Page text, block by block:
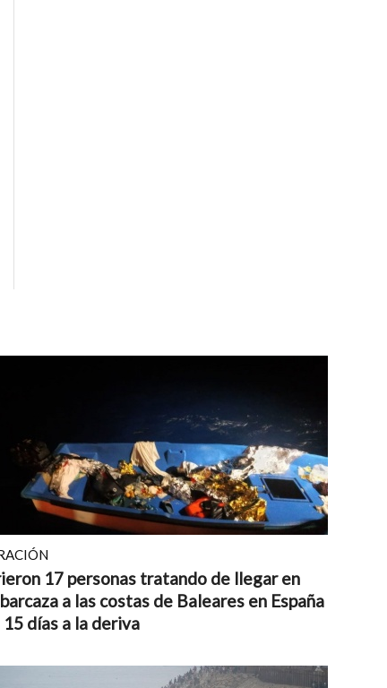
17 personas tratando de llegar en
a las costas de Baleares en España
días a la deriva